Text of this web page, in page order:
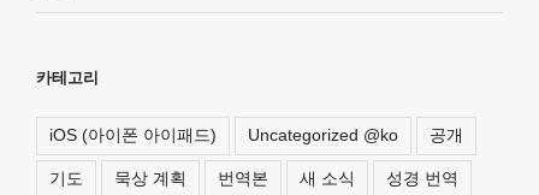
카테고리
iOS (아이폰 아이패드) Uncategorized @ko 공개
기도 묵상 계획 번역본 새 소식 성경 번역